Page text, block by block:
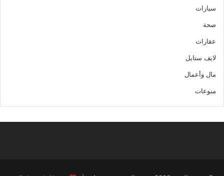
سيارات
صحة
عقارات
لايف ستايل
مال وأعمال
منوعات